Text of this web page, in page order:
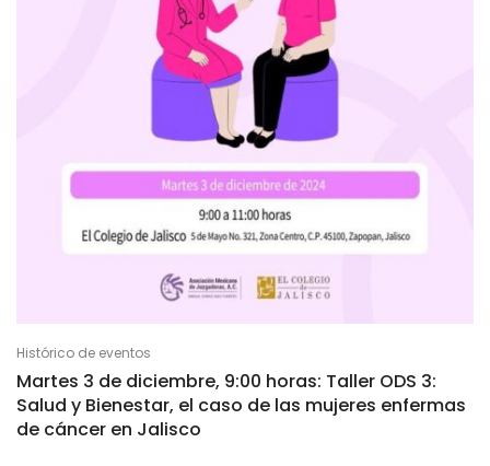
Histórico de eventos
Martes 3 de diciembre, 9:00 horas: Taller ODS 3:
Salud y Bienestar, el caso de las mujeres enfermas
de cáncer en Jalisco